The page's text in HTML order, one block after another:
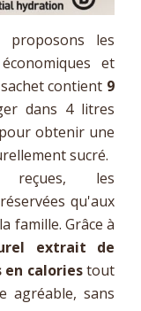
les
et
contient 9
dans 4 litres
obtenir une
sucré.
reçues, les
qu'aux
famille. Grâce à
extrait de
en caloriestout
agréable, sans